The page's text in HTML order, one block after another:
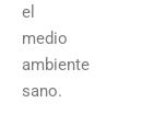
el
medio
ambiente
sano.